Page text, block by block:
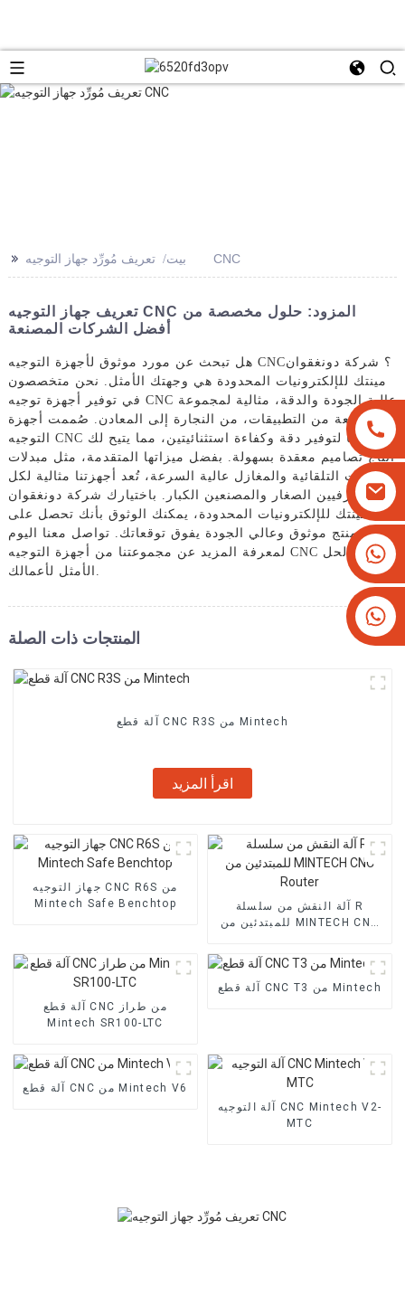
+8613825779334
>> بيت تعريف مُورِّد جهاز التوجيه CNC
تعريف جهاز التوجيه CNC المزود: حلول مخصصة من
أفضل الشركات المصنعة
هل تبحث عن مورد موثوق لأجهزة التوجيه CNC؟ شركة دونغقوان
مينتك للإلكترونيات المحدودة هي وجهتك الأمثل. نحن متخصصون
في توفير أجهزة توجيه CNC عالية الجودة والدقة، مثالية لمجموعة
واسعة من التطبيقات، من النجارة إلى المعادن. صُممت أجهزة
التوجيه CNC لدينا لتوفير دقة وكفاءة استثنائيتين، مما يتيح لك
إنتاج تصاميم معقدة بسهولة. بفضل ميزاتها المتقدمة، مثل مبدلات
الأدوات التلقائية والمغازل عالية السرعة، تُعد أجهزتنا مثالية لكل
من الحرفيين الصغار والمصنعين الكبار. باختيارك شركة دونغقوان
مينتك للإلكترونيات المحدودة، يمكنك الوثوق بأنك تحصل على
منتج موثوق وعالي الجودة يفوق توقعاتك. تواصل معنا اليوم
لمعرفة المزيد عن مجموعتنا من أجهزة التوجيه CNC وإيجاد الحل
المنتجات ذات الصلة
آلة قطع CNC R3S من Mintech
اقرأ المزيد
جهاز التوجيه CNC R6S من
Mintech Safe Benchtop
آلة النقش من سلسلة R
للمبتدئين من MINTECH CNC
آلة قطع CNC من طراز
Mintech SR100-LTC
آلة قطع CNC T3 من Mintech
آلة قطع CNC من Mintech V6
آلة التوجيه CNC Mintech V2-
MTC